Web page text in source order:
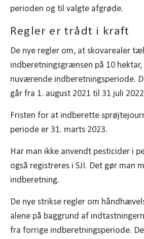
perioden og til valgte afgrøde.
Regler er trådt i kraft
De nye regler om, at skovarealer
indberetningsgrænsen på 10
nuværende indberetningsperiode.
går fra 1. august 2021 til 31 juli
Fristen for at indberette
periode er 31. marts 2023.
Har man ikke anvendt pesticider i
også registreres i SJI. Det gør man
indberetning.
De nye strikse regler om
alene på baggrund af
fra forrige indberetningsperiode.